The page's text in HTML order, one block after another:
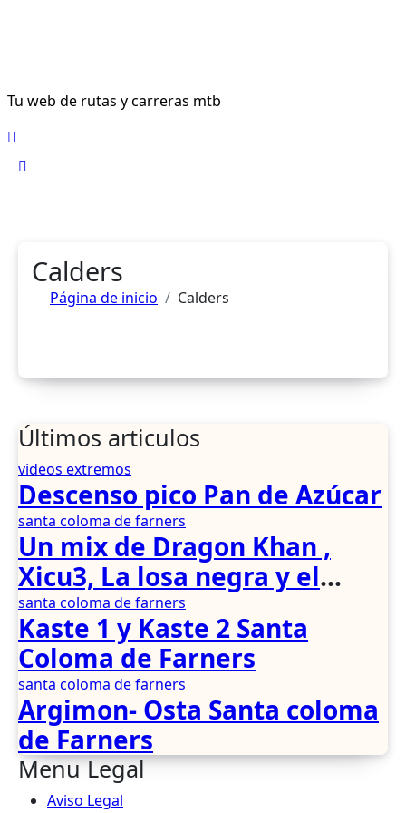
Tu web de rutas y carreras mtb
Calders
Página de inicio Calders
Últimos articulos
videos extremos
Descenso pico Pan de Azúcar
santa coloma de farners
Un mix de Dragon Khan ,
Xicu3, La losa negra y el
jabalí herido
santa coloma de farners
Kaste 1 y Kaste 2 Santa
Coloma de Farners
santa coloma de farners
Argimon- Osta Santa coloma
de Farners
Menu Legal
Aviso Legal